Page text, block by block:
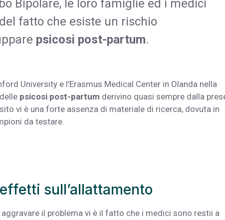
Bipolare, le loro famiglie ed i medici
fatto che esiste un rischio
psicosi post-partum.
University e l’Erasmus Medical Center in Olanda nella
psicosi post-partum derivino quasi sempre dalla
vi è una forte assenza di materiale di ricerca, dovuta in
da testare.
sull’allattamento
il problema vi è il fatto che i medici sono restii a